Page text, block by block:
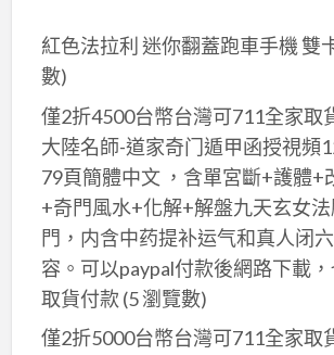
紅色法拉利 迷你翻蓋跑車手機 雙
數)
僅2折4500台幣台灣可711全家取
大陸名師-道家奇门遁甲函授視頻
79頁簡體中文 ，含單宮斷+護體+
+奇門風水+化解+解盤九天玄女
門，内含中药提补运气和真人闭
容。可以paypal付款後網路下載
取貨付款 (5 瀏覽數)
僅2折5000台幣台灣可711全家取